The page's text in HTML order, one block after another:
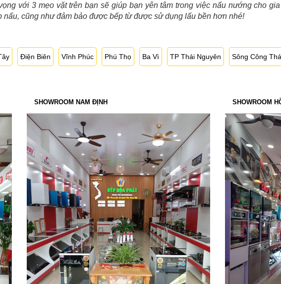
với 3 mẹo vặt trên bạn sẽ giúp bạn yên tâm trong việc nấu nướng cho
nấu, cũng như đảm bảo được bếp từ được sử dụng lấu bền hơn nhé!
Điện Biên Vĩnh Phúc Phú Thọ Ba Vì TP Thái Nguyên Sông Công
SHOWROOM NAM ĐỊNH SHOWROOM